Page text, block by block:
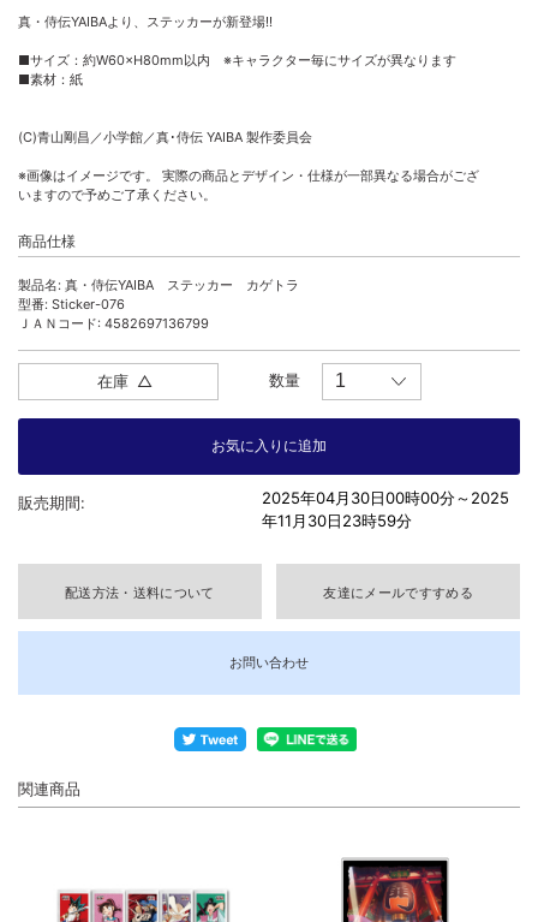
真・侍伝YAIBAより、ステッカーが新登場!!
■サイズ：約W60×H80mm以内 ※キャラクター毎にサイズが異なります
■素材：紙
(C)青山剛昌／小学館／真･侍伝 YAIBA 製作委員会
※画像はイメージです。 実際の商品とデザイン・仕様が一部異なる場合がござ
いますので予めご了承ください。
商品仕様
製品名: 真・侍伝YAIBA ステッカー カゲトラ
型番: Sticker-076
ＪＡＮコード: 4582697136799
在庫 △ 数量
販売期間: 2025年04月30日00時00分～2025
年11月30日23時59分
配送方法・送料について 友達にメールですすめる
お問い合わせ
関連商品